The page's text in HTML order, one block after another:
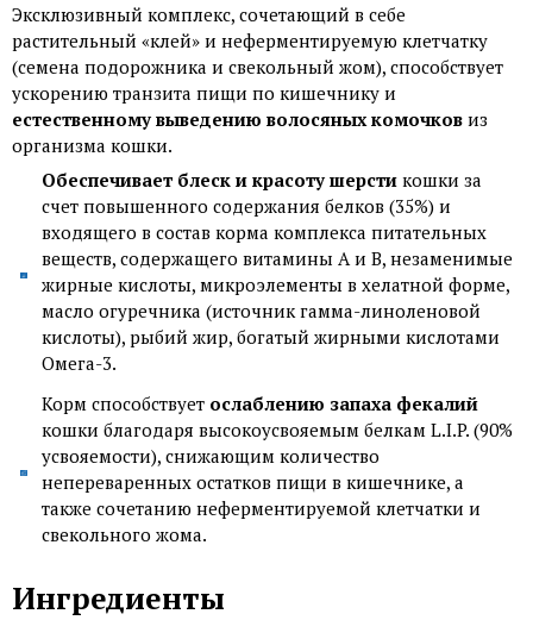
Эксклюзивный комплекс, сочетающий в себе
растительный «клей» и неферментируемую клетчатку
(семена подорожника и свекольный жом), способствует
ускорению транзита пищи по кишечнику и
естественному выведению волосяных комочков из
организма кошки.
Обеспечивает блеск и красоту шерсти кошки за
счет повышенного содержания белков (35%) и
входящего в состав корма комплекса питательных
веществ, содержащего витамины А и В, незаменимые
жирные кислоты, микроэлементы в хелатной форме,
масло огуречника (источник гамма-линоленовой
кислоты), рыбий жир, богатый жирными кислотами
Омега-3.
Корм способствует ослаблению запаха фекалий
кошки благодаря высокоусвояемым белкам L.I.P. (90%
усвояемости), снижающим количество
непереваренных остатков пищи в кишечнике, а
также сочетанию неферментируемой клетчатки и
свекольного жома.
Ингредиенты